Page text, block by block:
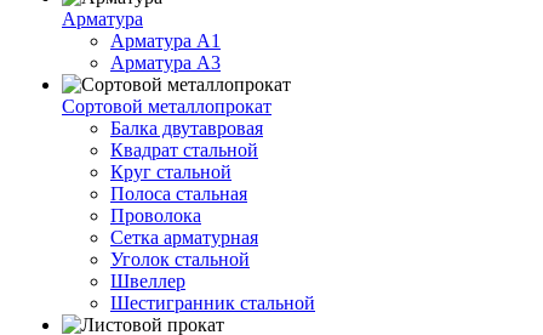
Арматура
Арматура A1
Арматура А3
Сортовой металлопрокат
Балка двутавровая
Квадрат стальной
Круг стальной
Полоса стальная
Проволока
Сетка арматурная
Уголок стальной
Швеллер
Шестигранник стальной